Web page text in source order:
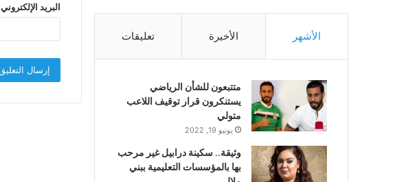
البريد الإلكتروني
الأشهر الأخيرة تعليقات
متتبعون للشأن الرياضي
يستنكرون قرار توقيف اللاعب
متولي
يونيو 19, 2022
وثيقة.. سكينة درابيل غير مرحب
بها بالمؤسسات التعليمية ببني